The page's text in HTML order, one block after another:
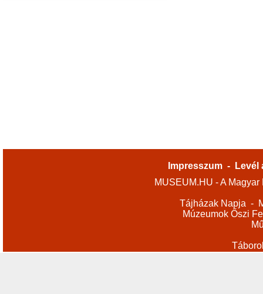
Impresszum -
Levél
MUSEUM.HU - A
Tájházak Napja -
Múzeumok Őszi